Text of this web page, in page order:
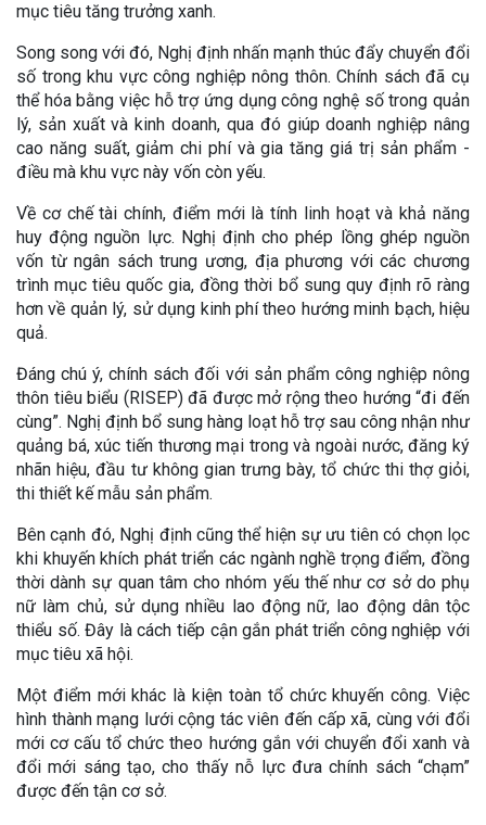
mục tiêu tăng trưởng xanh.
Song song với đó, Nghị định nhấn mạnh thúc đẩy chuyển đổi
số trong khu vực công nghiệp nông thôn. Chính sách đã cụ
thể hóa bằng việc hỗ trợ ứng dụng công nghệ số trong quản
lý, sản xuất và kinh doanh, qua đó giúp doanh nghiệp nâng
cao năng suất, giảm chi phí và gia tăng giá trị sản phẩm -
điều mà khu vực này vốn còn yếu.
Về cơ chế tài chính, điểm mới là tính linh hoạt và khả năng
huy động nguồn lực. Nghị định cho phép lồng ghép nguồn
vốn từ ngân sách trung ương, địa phương với các chương
trình mục tiêu quốc gia, đồng thời bổ sung quy định rõ ràng
hơn về quản lý, sử dụng kinh phí theo hướng minh bạch, hiệu
quả.
Đáng chú ý, chính sách đối với sản phẩm công nghiệp nông
thôn tiêu biểu (RISEP) đã được mở rộng theo hướng “đi đến
cùng”. Nghị định bổ sung hàng loạt hỗ trợ sau công nhận như
quảng bá, xúc tiến thương mại trong và ngoài nước, đăng ký
nhãn hiệu, đầu tư không gian trưng bày, tổ chức thi thợ giỏi,
thi thiết kế mẫu sản phẩm.
Bên cạnh đó, Nghị định cũng thể hiện sự ưu tiên có chọn lọc
khi khuyến khích phát triển các ngành nghề trọng điểm, đồng
thời dành sự quan tâm cho nhóm yếu thế như cơ sở do phụ
nữ làm chủ, sử dụng nhiều lao động nữ, lao động dân tộc
thiểu số. Đây là cách tiếp cận gắn phát triển công nghiệp với
mục tiêu xã hội.
Một điểm mới khác là kiện toàn tổ chức khuyến công. Việc
hình thành mạng lưới cộng tác viên đến cấp xã, cùng với đổi
mới cơ cấu tổ chức theo hướng gắn với chuyển đổi xanh và
đổi mới sáng tạo, cho thấy nỗ lực đưa chính sách “chạm”
được đến tận cơ sở.